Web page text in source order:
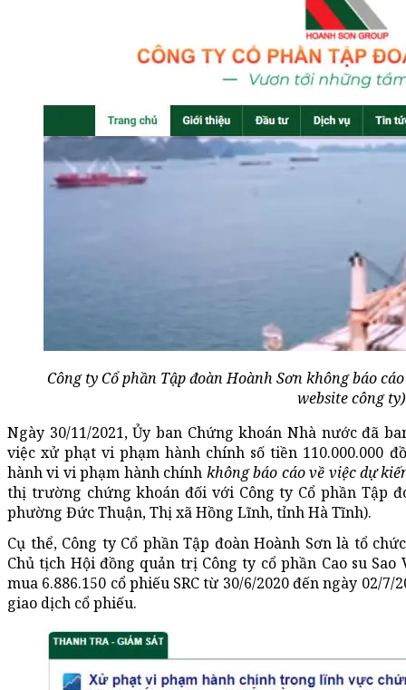
Công ty Cổ phần Tập đoàn Hoành Sơn không báo
website công ty)
Ngày 30/11/2021, Ủy ban Chứng khoán Nhà nước đã
việc xử phạt vi phạm hành chính số tiền 110.000.000
hành vi vi phạm hành chính không báo cáo về việc dự
thị trường chứng khoán đối với Công ty Cổ phần Tập
phường Đức Thuận, Thị xã Hồng Lĩnh, tỉnh Hà Tĩnh).
Cụ thể, Công ty Cổ phần Tập đoàn Hoành Sơn là tổ
Chủ tịch Hội đồng quản trị Công ty cổ phần Cao su
mua 6.886.150 cổ phiếu SRC từ 30/6/2020 đến ngày 02/
giao dịch cổ phiếu.